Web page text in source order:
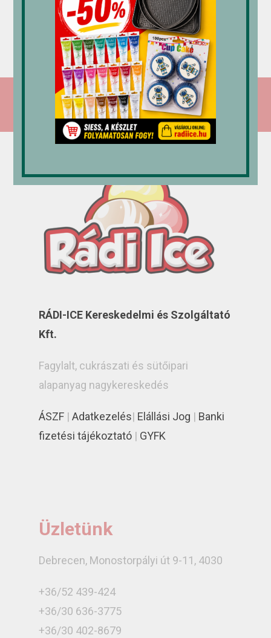
kehely
500 ml
4,128Ft
karamell
1,2 kg
3,380Ft
adagoló
kanál
1/24 4
dkg
18,165
RÁDI-ICE Kereskedelmi és Szolgáltató
Kft.
Fagylalt, cukrászati és sütőipari
alapanyag nagykereskedés
ÁSZF | Adatkezelés| Elállási Jog | Banki
fizetési tájékoztató | GYFK
Üzletünk
Debrecen, Monostorpályi út 9-11, 4030
+36/52 439-424
+36/30 636-3775
+36/30 402-8679